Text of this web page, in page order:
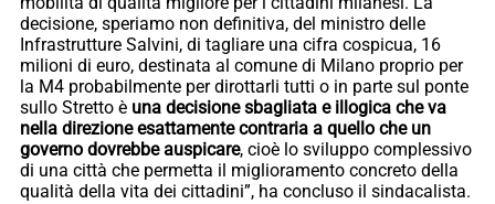
decisione, speriamo non definitiva, del ministro delle
Infrastrutture Salvini, di tagliare una cifra cospicua, 16
milioni di euro, destinata al comune di Milano proprio per
la M4 probabilmente per dirottarli tutti o in parte sul ponte
sullo Stretto è una decisione sbagliata e illogica che va
nella direzione esattamente contraria a quello che un
governo dovrebbe auspicare, cioè lo sviluppo complessivo
di una città che permetta il miglioramento concreto della
qualità della vita dei cittadini”, ha concluso il sindacalista.